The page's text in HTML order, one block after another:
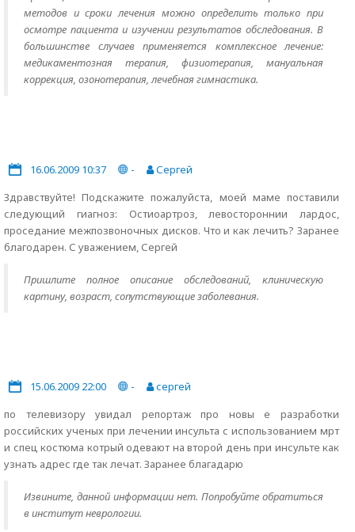
методов и сроки лечения можно определить только при
осмотре пациента и изучении результатов обследования. В
большинстве случаев применяется комплексное лечение:
медикаментозная терапия, физиотерапия, мануальная
коррекция, озонотерапия, лечебная гимнастика.
16.06.2009 10:37 -
Сергей
Здравствуйте! Подскажите пожалуйста, моей маме поставили
следующий гиагноз: Остиоартроз, левостороннии лардос,
проседание межпозвоночных дисков. Что и как лечить? Заранее
благодарен. С уважением, Сергей
Пришлите полное описание обследований, клиническую
картину, возраст, сопутствующие заболевания.
15.06.2009 22:00 -
сергей
по телевизору увидал репортаж про новы е разработки
российских ученых при лечении инсульта с использованием мрт
и спец костюма котрый одевают на второй день при инсульте как
узнать адрес где так лечат. Заранее благадарю
Извините, данной информации нет. Попробуйте обратиться
в институт неврологии.